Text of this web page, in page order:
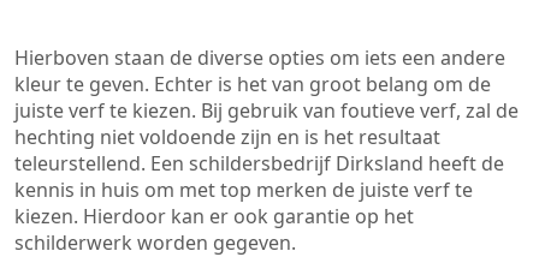
Hierboven staan de diverse opties om iets een andere
kleur te geven. Echter is het van groot belang om de
juiste verf te kiezen. Bij gebruik van foutieve verf, zal de
hechting niet voldoende zijn en is het resultaat
teleurstellend. Een schildersbedrijf Dirksland heeft de
kennis in huis om met top merken de juiste verf te
kiezen. Hierdoor kan er ook garantie op het
schilderwerk worden gegeven.